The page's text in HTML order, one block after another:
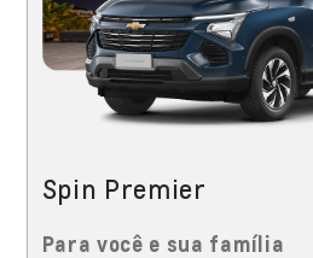
Spin Premier
Para você e sua família